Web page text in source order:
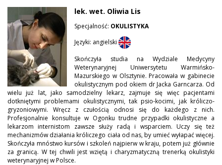
lek. wet. Oliwia Lis
Specjalność: OKULISTYKA
Języki: angielski
Skończyła studia na Wydziale Medycyny
Weterynaryjnej Uniwersytetu Warmińsko-
Mazurskiego w Olsztynie. Pracowała w gabinecie
okulistycznym pod okiem dr Jacka Garncarza. Od
wielu już lat, jako samodzielny lekarz, zajmuje się więc pacjentami
dotkniętymi problemami okulistycznymi, tak psio-kocimi, jak króliczo-
gryzoniowymi. Wręcz z czułością odnosi się do każdego z nich.
Profesjonalnie konsultuje w Ogonku trudne przypadki okulistyczne a
lekarzom internistom zawsze służy radą i wsparciem. Uczy się też
mechanizmów działania króliczego ciała od nas, by umieć wyłapać więcej.
Skończyła mnóstwo kursów i szkoleń najpierw w kraju, potem już głównie
za granicą. W tej chwili jest wziętą i charyzmatyczną trenerką okulistyki
weterynaryjnej w Polsce.